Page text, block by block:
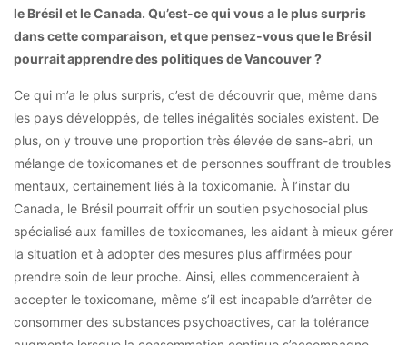
le Brésil et le Canada. Qu’est-ce qui vous a le plus surpris
dans cette comparaison, et que pensez-vous que le Brésil
pourrait apprendre des politiques de Vancouver ?
Ce qui m’a le plus surpris, c’est de découvrir que, même dans
les pays développés, de telles inégalités sociales existent. De
plus, on y trouve une proportion très élevée de sans-abri, un
mélange de toxicomanes et de personnes souffrant de troubles
mentaux, certainement liés à la toxicomanie. À l’instar du
Canada, le Brésil pourrait offrir un soutien psychosocial plus
spécialisé aux familles de toxicomanes, les aidant à mieux gérer
la situation et à adopter des mesures plus affirmées pour
prendre soin de leur proche. Ainsi, elles commenceraient à
accepter le toxicomane, même s’il est incapable d’arrêter de
consommer des substances psychoactives, car la tolérance